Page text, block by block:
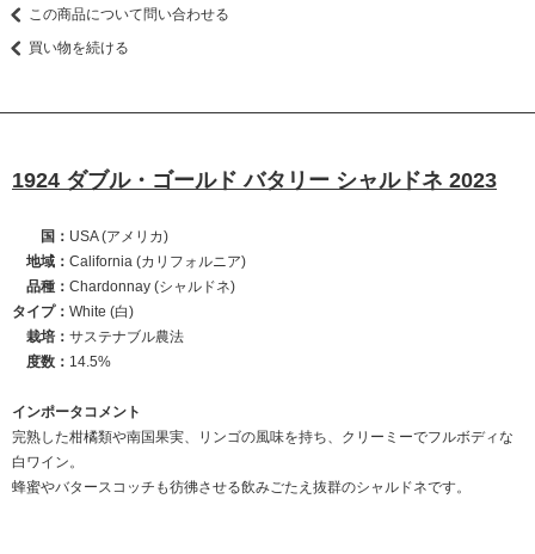
この商品について問い合わせる
買い物を続ける
1924 ダブル・ゴールド バタリー シャルドネ 2023
国： USA (アメリカ)
地域： California (カリフォルニア)
品種： Chardonnay (シャルドネ)
タイプ： White (白)
栽培： サステナブル農法
度数： 14.5%
インポータコメント
完熟した柑橘類や南国果実、リンゴの風味を持ち、クリーミーでフルボディな
白ワイン。
蜂蜜やバタースコッチも彷彿させる飲みごたえ抜群のシャルドネです。